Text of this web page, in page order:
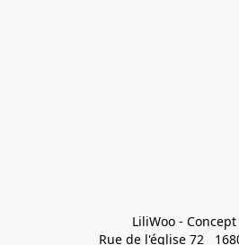
LiliWoo -
Rue de l'église 72